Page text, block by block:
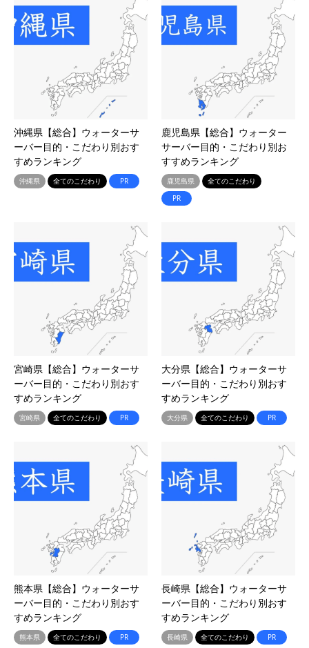
沖縄県【総合】ウォーターサ
ーバー目的・こだわり別おす
すめランキング
沖縄県 全てのこだわり PR
鹿児島県【総合】ウォーター
サーバー目的・こだわり別お
すすめランキング
鹿児島県
全てのこだわり
PR
宮崎県【総合】ウォーターサ
ーバー目的・こだわり別おす
すめランキング
宮崎県 全てのこだわり PR
大分県【総合】ウォーターサ
ーバー目的・こだわり別おす
すめランキング
大分県 全てのこだわり PR
熊本県【総合】ウォーターサ
ーバー目的・こだわり別おす
すめランキング
熊本県 全てのこだわり PR
長崎県【総合】ウォーターサ
ーバー目的・こだわり別おす
すめランキング
長崎県 全てのこだわり PR